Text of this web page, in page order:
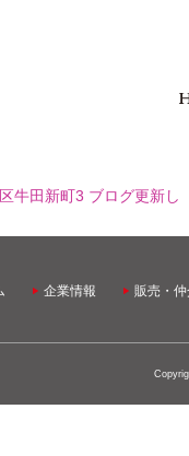
牛田新町3 ブログ更新し
企業情報 販売・